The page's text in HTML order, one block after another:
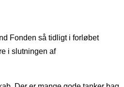
Fonden så tidligt i forløbet
i slutningen af